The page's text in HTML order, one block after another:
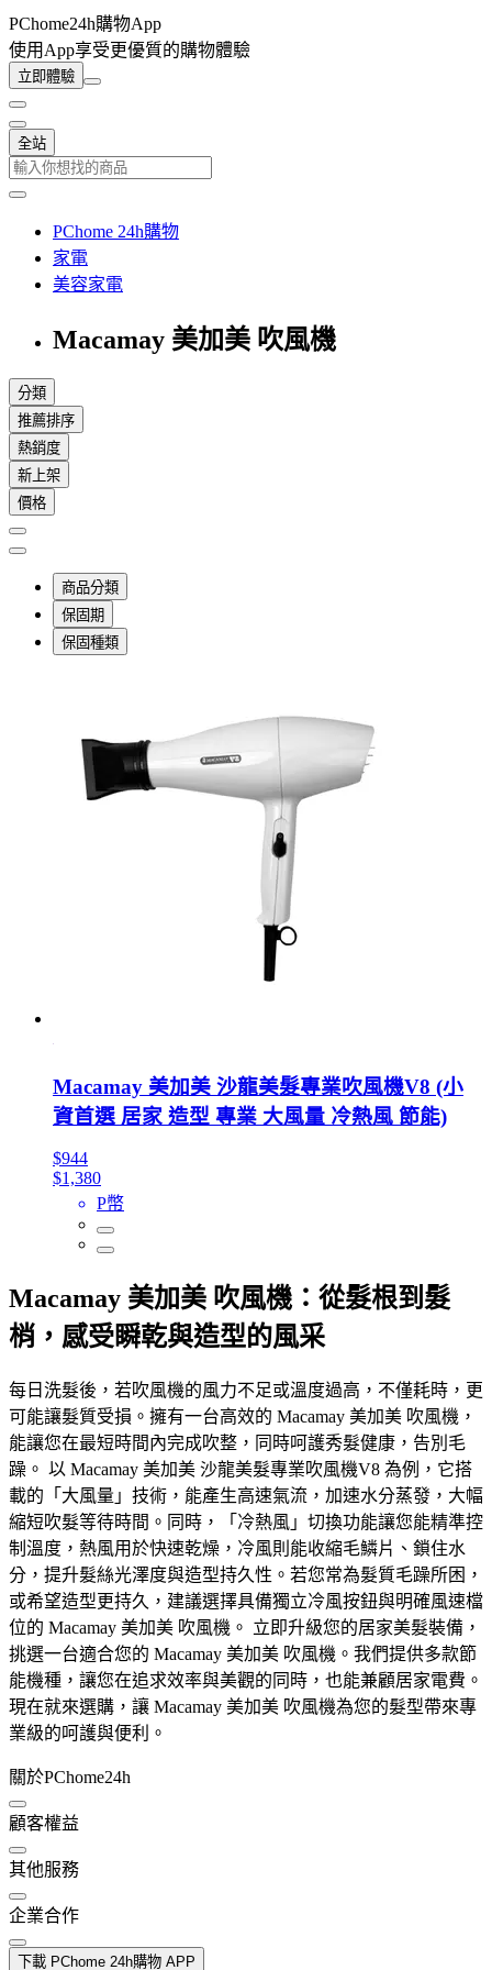
PChome24h購物App
使用App享受更優質的購物體驗
立即體驗
全站
PChome 24h購物
家電
美容家電
Macamay 美加美 吹風機
分類
推薦排序
熱銷度
新上架
價格
商品分類
保固期
保固種類
Macamay 美加美 沙龍美髮專業吹風機V8 (小
資首選 居家 造型 專業 大風量 冷熱風 節能)
$944
$1,380
P幣
Macamay 美加美 吹風機：從髮根到髮
梢，感受瞬乾與造型的風采
每日洗髮後，若吹風機的風力不足或溫度過高，不僅耗時，更
可能讓髮質受損。擁有一台高效的 Macamay 美加美 吹風機，
能讓您在最短時間內完成吹整，同時呵護秀髮健康，告別毛
躁。 以 Macamay 美加美 沙龍美髮專業吹風機V8 為例，它搭
載的「大風量」技術，能產生高速氣流，加速水分蒸發，大幅
縮短吹髮等待時間。同時，「冷熱風」切換功能讓您能精準控
制溫度，熱風用於快速乾燥，冷風則能收縮毛鱗片、鎖住水
分，提升髮絲光澤度與造型持久性。若您常為髮質毛躁所困，
或希望造型更持久，建議選擇具備獨立冷風按鈕與明確風速檔
位的 Macamay 美加美 吹風機。 立即升級您的居家美髮裝備，
挑選一台適合您的 Macamay 美加美 吹風機。我們提供多款節
能機種，讓您在追求效率與美觀的同時，也能兼顧居家電費。
現在就來選購，讓 Macamay 美加美 吹風機為您的髮型帶來專
業級的呵護與便利。
關於PChome24h
顧客權益
其他服務
企業合作
下載 PChome 24h購物 APP